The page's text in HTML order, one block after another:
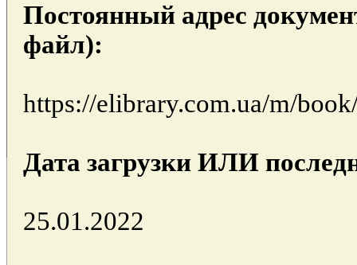
Постоянный адрес
файл):
https://elibrary.com.ua/m/
Дата загрузки ИЛИ
25.01.2022